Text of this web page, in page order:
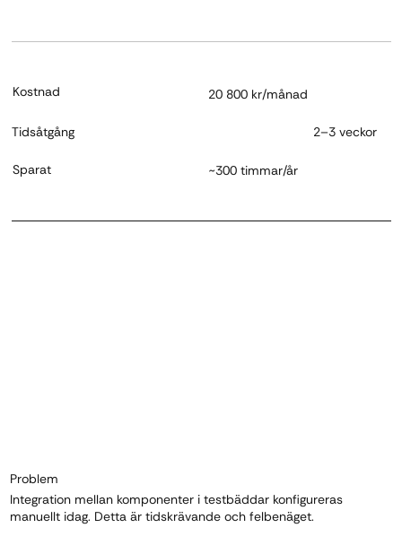
Kostnad 20 800 kr/månad
Tidsåtgång 2–3 veckor
Sparat ~300 timmar/år
Problem
Integration mellan komponenter i testbäddar konfigureras
manuellt idag. Detta är tidskrävande och felbenäget.